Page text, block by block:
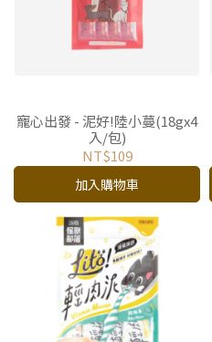
寵心出發 - 泥好!陸小蔓(18gx4
入/包)
NT$109
加入購物車